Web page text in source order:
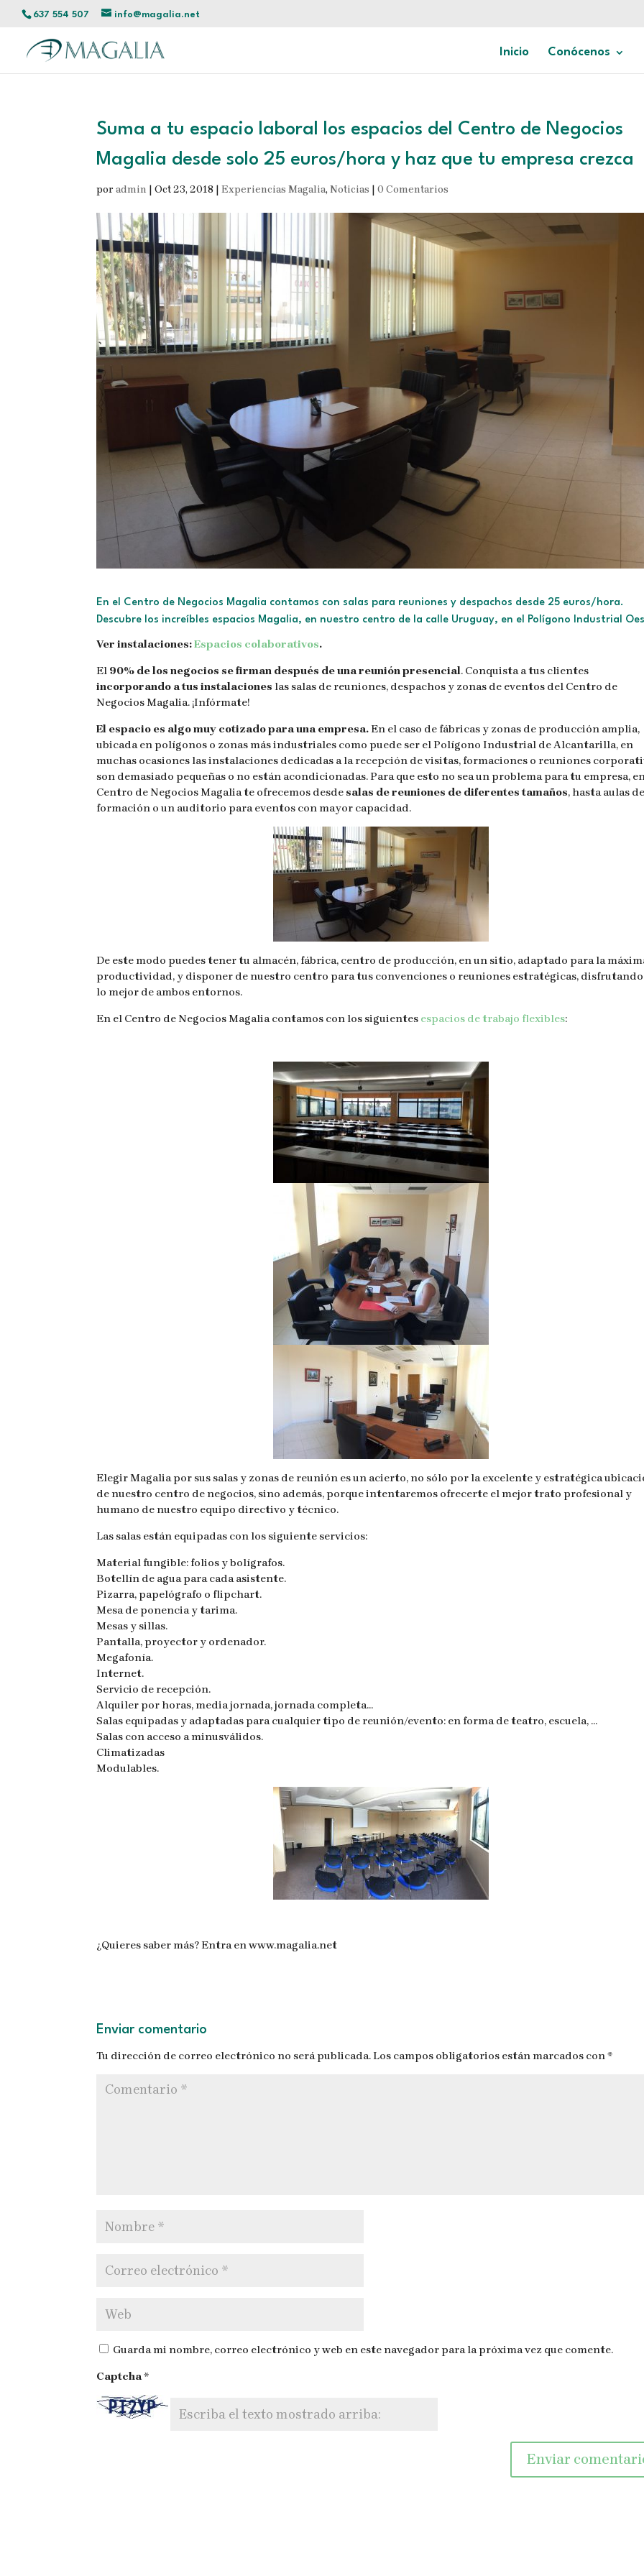
637 554 507 info@magalia.net
Inicio Conócenos
Suma a tu espacio laboral los espacios del Centro de Negocios
Magalia desde solo 25 euros/hora y haz que tu empresa crezca
poradmin |Oct 23, 2018 |Experiencias Magalia,Noticias |0 Comentarios
En el Centro de Negocios Magalia contamos con salas para reuniones y despachos desde 25 euros/hora.
Descubre los increíbles espacios Magalia, en nuestro centro de la calle Uruguay, en el Polígono Industrial
Ver instalaciones:Espacios colaborativos.
El 90% de los negocios se firman después de una reunión presencial. Conquista a tus clientes
incorporando a tus instalaciones las salas de reuniones, despachos y zonas de eventos del Centro de
Negocios Magalia. ¡Infórmate!
El espacio es algo muy cotizado para una empresa.En el caso de fábricas y zonas de producción amplia,
ubicada en polígonos o zonas más industriales como puede ser el Polígono Industrial de Alcantarilla, en
muchas ocasiones las instalaciones dedicadas a la recepción de visitas, formaciones o reuniones
son demasiado pequeñas o no están acondicionadas. Para que esto no sea un problema para tu empresa,
Centro de Negocios Magalia te ofrecemos desdesalas de reuniones de diferentes tamaños, hasta aulas
formación o un auditorio para eventos con mayor capacidad.
De este modo puedes tener tu almacén, fábrica, centro de producción, en un sitio, adaptado para la
productividad, y disponer de nuestro centro para tus convenciones o reuniones estratégicas,
lo mejor de ambos entornos.
En el Centro de Negocios Magalia contamos con los siguientes espacios de trabajo flexibles:
Elegir Magalia por sus salas y zonas de reunión es un acierto, no sólo por la excelente y estratégica
de nuestro centro de negocios, sino además, porque intentaremos ofrecerte el mejor trato profesional y
humano de nuestro equipo directivo y técnico.
Las salas están equipadas con los siguiente servicios:
Material fungible: folios y bolígrafos.
Botellín de agua para cada asistente.
Pizarra, papelógrafo o flipchart.
Mesa de ponencia y tarima.
Mesas y sillas.
Pantalla, proyector y ordenador.
Megafonía.
Internet.
Servicio de recepción.
Alquiler por horas, media jornada, jornada completa…
Salas equipadas y adaptadas para cualquier tipo de reunión/evento: en forma de teatro, escuela, …
Salas con acceso a minusválidos.
Climatizadas
Modulables.
¿Quieres saber más? Entra en www.magalia.net
Enviar comentario
Tu dirección de correo electrónico no será publicada.Los campos obligatorios están marcados con*
Guarda mi nombre, correo electrónico y web en este navegador para la próxima vez que comente.
Captcha*